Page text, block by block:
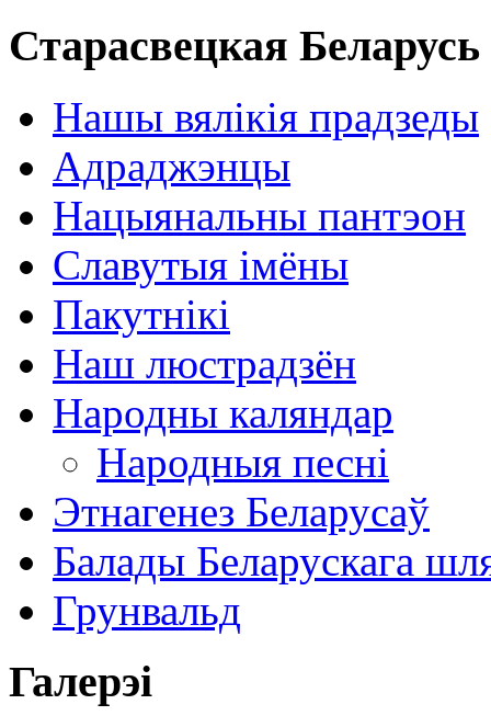
Старасвецкая Беларусь
Нашы вялікія прадзеды
Адраджэнцы
Нацыянальны пантэон
Славутыя імёны
Пакутнікі
Наш люстрадзён
Народны каляндар
Народныя песні
Этнагенез Беларусаў
Балады Беларускага
Грунвальд
Галерэі